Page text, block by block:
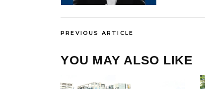
PREVIOUS ARTICLE
YOU MAY ALSO LIKE